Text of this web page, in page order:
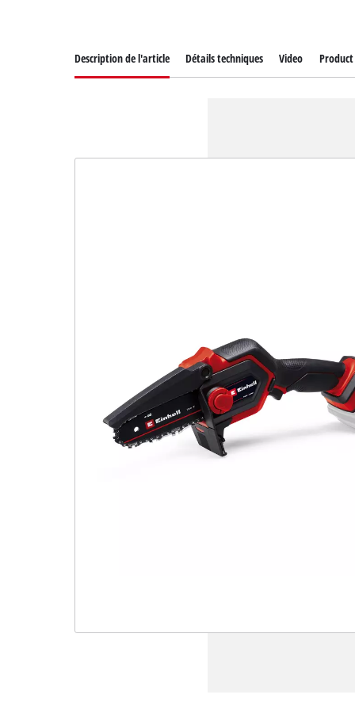
Description de l'article Détails techniques Video